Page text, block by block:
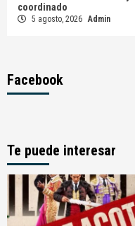
coordinado
5 agosto, 2026 Admin
Facebook
Te puede interesar